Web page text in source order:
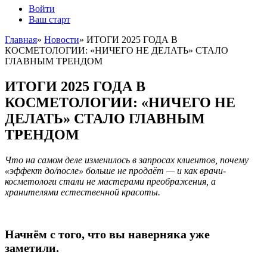
Войти
Ваш старт
Главная» Новости» ИТОГИ 2025 ГОДА В
КОСМЕТОЛОГИИ: «НИЧЕГО НЕ ДЕЛАТЬ» СТАЛО
ГЛАВНЫМ ТРЕНДОМ
ИТОГИ 2025 ГОДА В
КОСМЕТОЛОГИИ: «НИЧЕГО НЕ
ДЕЛАТЬ» СТАЛО ГЛАВНЫМ
ТРЕНДОМ
Что на самом деле изменилось в запросах клиентов, почему
«эффект до/после» больше не продаёт — и как врачи-
косметологи стали не мастерами преображения, а
хранителями естественной красоты.
Начнём с того, что вы наверняка уже
заметили.